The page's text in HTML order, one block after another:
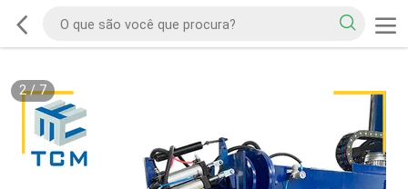
2/7